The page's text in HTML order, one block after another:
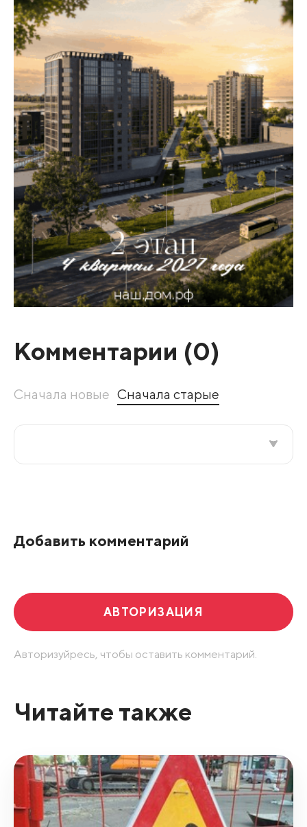
Комментарии (0)
Сначала новые Сначала старые
Добавить комментарий
АВТОРИЗАЦИЯ
Авторизуйресь, чтобы оставить комментарий.
Читайте также